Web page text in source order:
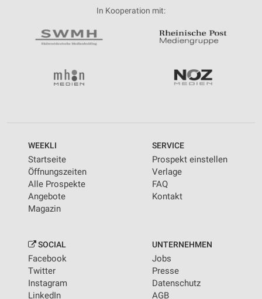
In Kooperation mit:
WEEKLI
Startseite
Öffnungszeiten
Alle Prospekte
Angebote
Magazin
SERVICE
Prospekt einstellen
Verlage
FAQ
Kontakt
SOCIAL
Facebook
Twitter
Instagram
LinkedIn
UNTERNEHMEN
Jobs
Presse
Datenschutz
AGB